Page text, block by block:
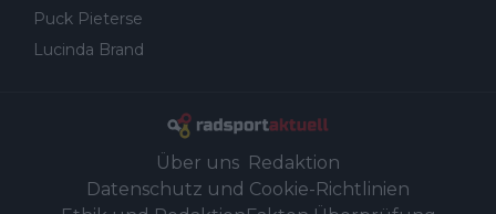
Puck Pieterse
Lucinda Brand
Über uns Redaktion
Datenschutz und Cookie-Richtlinien